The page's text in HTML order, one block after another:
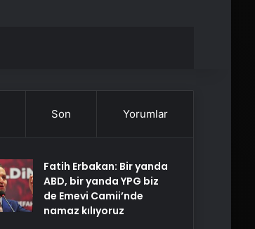
Son Yorumlar
Fatih Erbakan: Bir yanda
ABD, bir yanda YPG biz
de Emevi Camii’nde
namaz kılıyoruz